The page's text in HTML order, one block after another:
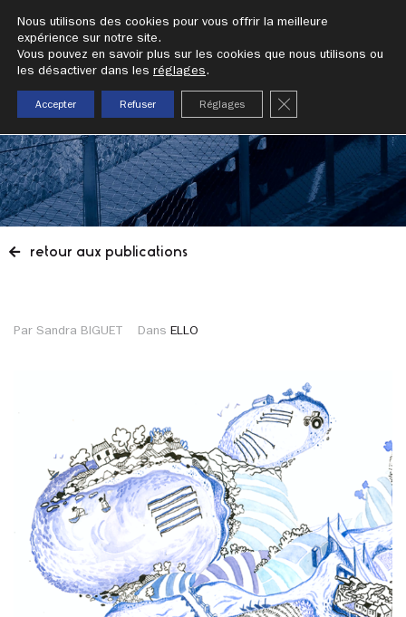
addrn
publication
retour aux publications
Par Sandra BIGUET Dans ELLO
Nous utilisons des cookies pour vous offrir la meilleure
expérience sur notre site.
Vous pouvez en savoir plus sur les cookies que nous utilisons ou
les désactiver dans les réglages.
Accepter Refuser Réglages fermer la